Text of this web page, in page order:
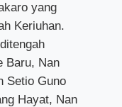
yang
Keriuhan.
Baru, Nan
Setio Guno
Hayat, Nan